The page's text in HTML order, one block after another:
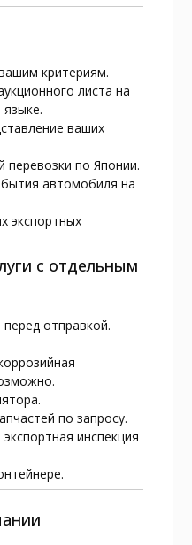
критериям.
листа на
ваших
перевозки по Японии.
автомобиля на
экспортных
с отдельным
отправкой.
по запросу.
инспекция